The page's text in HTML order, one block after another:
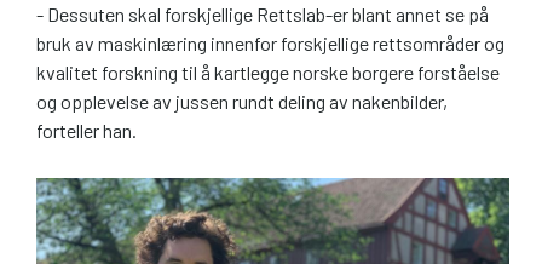
- Dessuten skal forskjellige Rettslab-er blant annet se på
bruk av maskinlæring innenfor forskjellige rettsområder og
kvalitet forskning til å kartlegge norske borgere forståelse
og opplevelse av jussen rundt deling av nakenbilder,
forteller han.